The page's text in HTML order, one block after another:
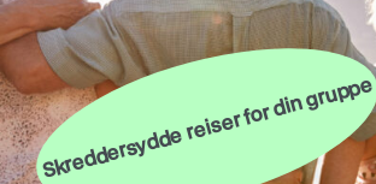
Skreddersydde reiser for din gruppe